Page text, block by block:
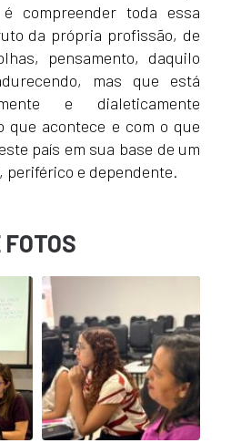
compreender toda essa
da própria profissão, de
pensamento, daquilo
mas que está
e dialeticamente
que acontece e com o que
país em sua base de um
periférico e dependente.